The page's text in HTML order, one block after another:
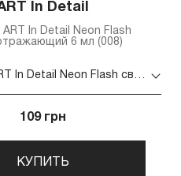
In Detail
ART In Detail Neon Flash
6 мл (008)
Гель-лак ART In Detail Neon Flash светоотражающий 6 мл (008)
109 грн
КУПИТЬ